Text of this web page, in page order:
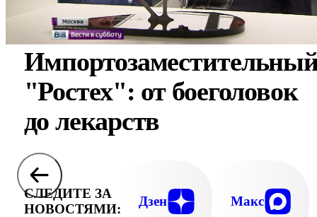
"Ростех": от боеголовок
до лекарств
СЛЕДИТЕ ЗА
НОВОСТЯМИ:
Дзен Макс